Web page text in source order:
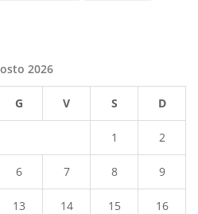
2026
G V S D
1 2
6 7 8 9
13 14 15 16